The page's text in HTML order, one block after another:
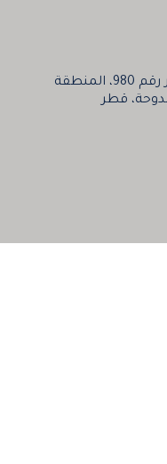
مبني رقم 8، شارع المنصور رقم 980، المنطقة